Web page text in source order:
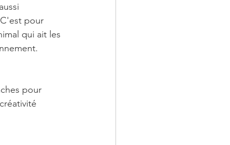
pour
qui ait les
pour